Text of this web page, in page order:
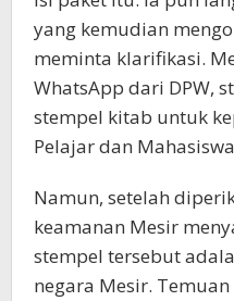
yang kemudian
meminta klarifikasi.
WhatsApp dari DPW,
stempel kitab untuk
Pelajar dan
Namun, setelah
keamanan Mesir
stempel tersebut
negara Mesir.